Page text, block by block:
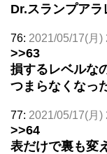
Dr.スランプアラ
76: 2021/05/17(月)
>>63
損するレベルな
つまらなくなっ
77: 2021/05/17(月)
>>64
表だけで裏も変